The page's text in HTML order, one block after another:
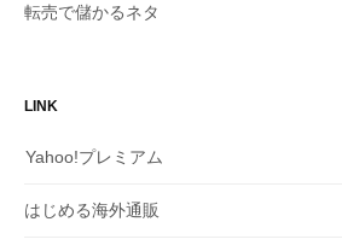
転売で儲かるネタ
LINK
Yahoo!プレミアム
はじめる海外通販